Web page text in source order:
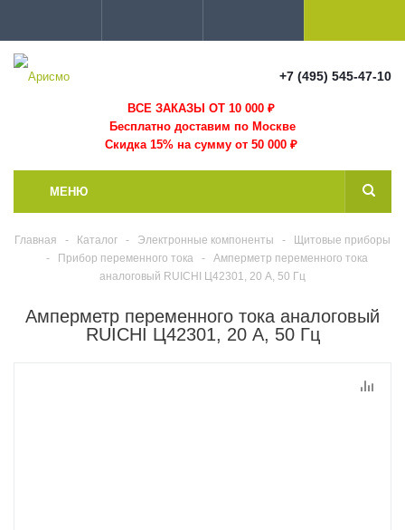
+7 (495) 545-47-10
ВСЕ ЗАКАЗЫ ОТ 10 000₽
Бесплатно доставим по Москве
Скидка 15% на сумму от 50 000 ₽
МЕНЮ
Главная - Каталог - Электронные компоненты -
Щитовые приборы
-
Прибор переменного тока -
Амперметр переменного тока
аналоговый RUICHI Ц42301, 20 А, 50 Гц
Амперметр переменного тока аналоговый
RUICHI Ц42301, 20 А, 50 Гц